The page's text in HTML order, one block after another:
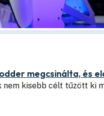
megcsinálta, és
nem kisebb célt tűzött ki